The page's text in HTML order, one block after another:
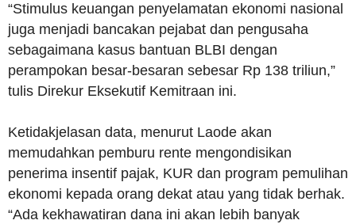
“Stimulus keuangan penyelamatan ekonomi nasional
juga menjadi bancakan pejabat dan pengusaha
sebagaimana kasus bantuan BLBI dengan
perampokan besar-besaran sebesar Rp 138 triliun,”
tulis Direkur Eksekutif Kemitraan ini.
Ketidakjelasan data, menurut Laode akan
memudahkan pemburu rente mengondisikan
penerima insentif pajak, KUR dan program pemulihan
ekonomi kepada orang dekat atau yang tidak berhak.
“Ada kekhawatiran dana ini akan lebih banyak